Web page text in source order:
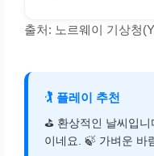
출처: 노르웨이 기상청
🏌️ 플레이 추천
⛳ 환상적인 날씨입
이네요. 🍃 가벼운 바